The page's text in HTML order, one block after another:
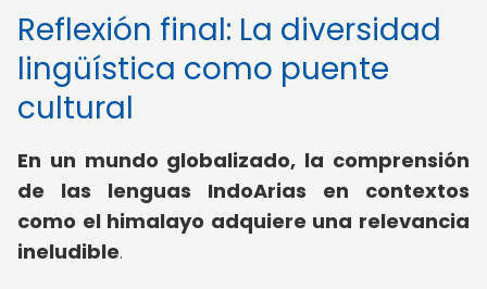
Reflexión final: La diversidad
lingüística como puente
cultural
En un mundo globalizado, la comprensión
de las lenguas IndoArias en contextos
como el himalayo adquiere una relevancia
ineludible.